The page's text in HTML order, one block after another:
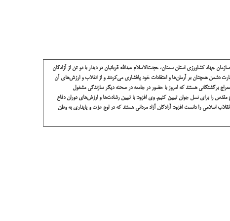
جهاد کشاورزی استان سمنان، حجت‌الاسلام عبدالله قربانیان در دیدار با دو تن از آزادگان
دشمن همچنان بر آرمان‌ها و اعتقادات خود پافشاری می‌کردند و از انقلاب و ارزش‌های آن
برگشتگانی هستند که امروز با حضور در جامعه در صحنه دیگر سازندگی مشغول
مقدس را برای نسل جوان تبیین کنیم. وی افزود: با تبیین رشادت‌ها و ارزش‌های دوران دفاع
اسلامی را دانست افزود: آزادگان آزاد مردانی هستند که در اوج عزت و پایداری به وطن